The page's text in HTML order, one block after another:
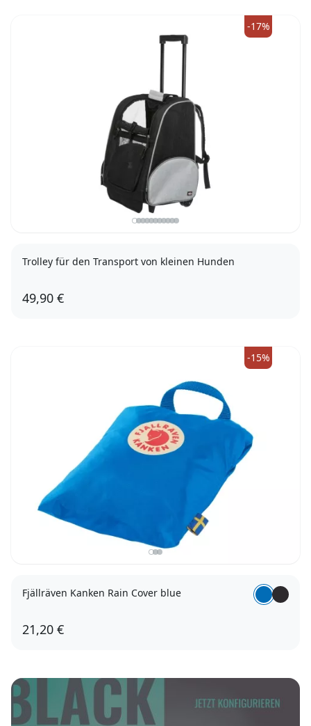
-17%
Trolley für den Transport von kleinen Hunden
49,90 €
-15%
Fjällräven Kanken Rain Cover blue
21,20 €